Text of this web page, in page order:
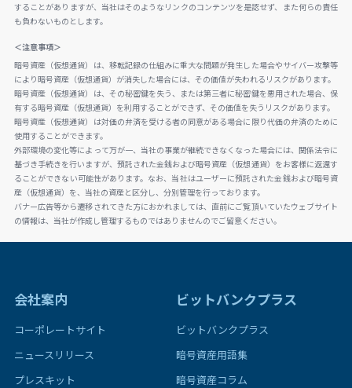
することがありますが、当社はそのようなリンクのコンテンツを是認せず、また何らの責任
も負わないものとします。
＜注意事項＞
暗号資産（仮想通貨）は、移転記録の仕組みに重大な問題が発生した場合やサイバー攻撃等
により暗号資産（仮想通貨）が消失した場合には、その価値が失われるリスクがあります。
暗号資産（仮想通貨）は、その秘密鍵を失う、または第三者に秘密鍵を悪用された場合、保
有する暗号資産（仮想通貨）を利用することができず、その価値を失うリスクがあります。
暗号資産（仮想通貨）は対価の弁済を受ける者の同意がある場合に限り代価の弁済のために
使用することができます。
外部環境の変化等によって万が一、当社の事業が継続できなくなった場合には、関係法令に
基づき手続きを行いますが、預託された金銭および暗号資産（仮想通貨）をお客様に返還す
ることができない可能性があります。なお、当社はユーザーに預託された金銭および暗号資
産（仮想通貨）を、当社の資産と区分し、分別管理を行っております。
バナー広告等から遷移されてきた方におかれましては、直前にご覧頂いていたウェブサイト
の情報は、当社が作成し管理するものではありませんのでご留意ください。
会社案内
コーポレートサイト
ニュースリリース
プレスキット
ビットバンクプラス
ビットバンクプラス
暗号資産用語集
暗号資産コラム